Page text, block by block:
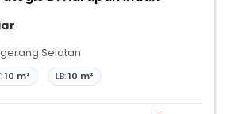
Selatan
10 m² LB:10 m²